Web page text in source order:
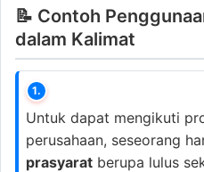
📝 Contoh
dalam Kalimat
1.
Untuk dapat mengikuti
perusahaan, seseorang
prasyarat berupa lulus